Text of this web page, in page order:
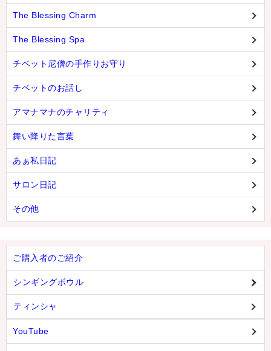
The Blessing Charm
The Blessing Spa
チベット尼僧の手作りお守り
チベットのお話し
アマナマナのチャリティ
舞い降りた言葉
あぁ私日記
サロン日記
その他
ご購入者のご紹介
シンギングボウル
ティンシャ
YouTube